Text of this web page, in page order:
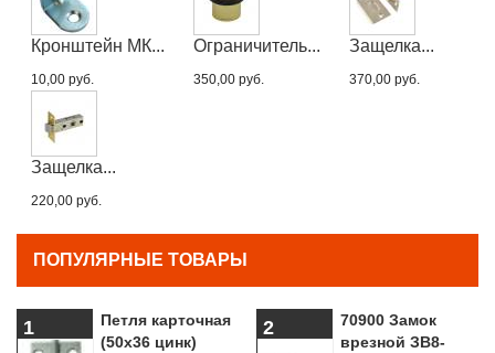
Кронштейн МК...
10,00 руб.
Ограничитель...
350,00 руб.
Защелка...
370,00 руб.
Защелка...
220,00 руб.
ПОПУЛЯРНЫЕ ТОВАРЫ
1
Петля карточная
(50х36 цинк)
2
70900 Замок
врезной ЗВ8-